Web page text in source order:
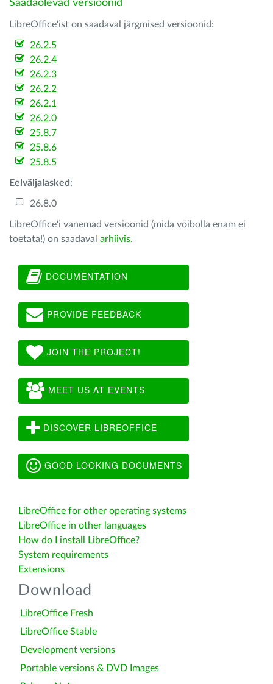
Saadaolevad versioonid
LibreOffice'ist on saadaval järgmised versioonid:
26.2.5
26.2.4
26.2.3
26.2.2
26.2.1
26.2.0
25.8.7
25.8.6
25.8.5
Eelväljalasked :
26.8.0
LibreOffice'i vanemad versioonid (mida võibolla enam ei
toetata!) on saadaval arhiivis.
DOCUMENTATION
PROVIDE FEEDBACK
JOIN THE PROJECT!
MEET US AT EVENTS
DISCOVER LIBREOFFICE
GOOD LOOKING DOCUMENTS
LibreOffice for other operating systems
LibreOffice in other languages
How do I install LibreOffice?
System requirements
Extensions
Download
LibreOffice Fresh
LibreOffice Stable
Development versions
Portable versions & DVD Images